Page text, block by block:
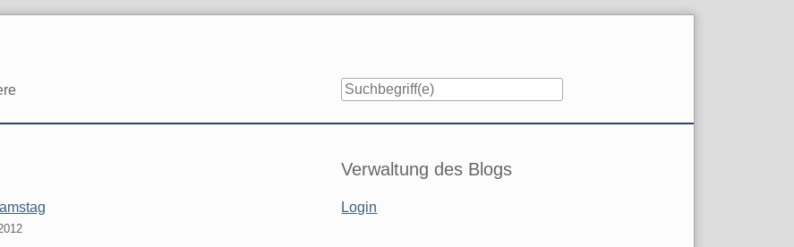
Seitenleiste
Verwaltung des Blogs
Login